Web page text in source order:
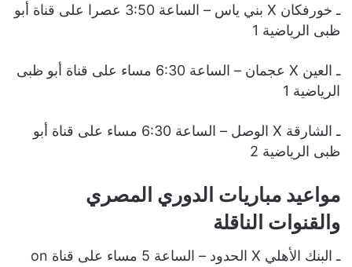
ـ خورفكان X بني ياس – الساعة 3:50 عصرا على قناة أبو
ظبى الرياضية 1
ـ العين X عجمان – الساعة 6:30 مساء على قناة أبو ظبى
الرياضية 1
ـ الشارقة X الوصل – الساعة 6:30 مساء على قناة أبو
ظبى الرياضية 2
مواعيد مباريات الدوري المصري
والقنوات الناقلة
ـ البنك الأهلي X الحدود – الساعة 5 مساء على قناة on